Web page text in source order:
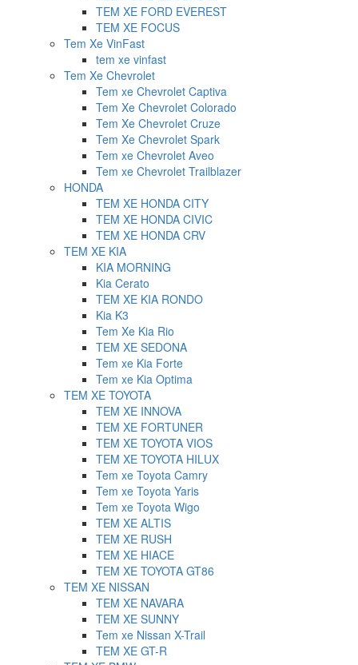
TEM XE FORD EVEREST
TEM XE FOCUS
Tem Xe VinFast
tem xe vinfast
Tem Xe Chevrolet
Tem xe Chevrolet Captiva
Tem Xe Chevrolet Colorado
Tem Xe Chevrolet Cruze
Tem Xe Chevrolet Spark
Tem xe Chevrolet Aveo
Tem xe Chevrolet Trailblazer
HONDA
TEM XE HONDA CITY
TEM XE HONDA CIVIC
TEM XE HONDA CRV
TEM XE KIA
KIA MORNING
Kia Cerato
TEM XE KIA RONDO
Kia K3
Tem Xe Kia Rio
TEM XE SEDONA
Tem xe Kia Forte
Tem xe Kia Optima
TEM XE TOYOTA
TEM XE INNOVA
TEM XE FORTUNER
TEM XE TOYOTA VIOS
TEM XE TOYOTA HILUX
Tem xe Toyota Camry
Tem xe Toyota Yaris
Tem xe Toyota Wigo
TEM XE ALTIS
TEM XE RUSH
TEM XE HIACE
TEM XE TOYOTA GT86
TEM XE NISSAN
TEM XE NAVARA
TEM XE SUNNY
Tem xe Nissan X-Trail
TEM XE GT-R